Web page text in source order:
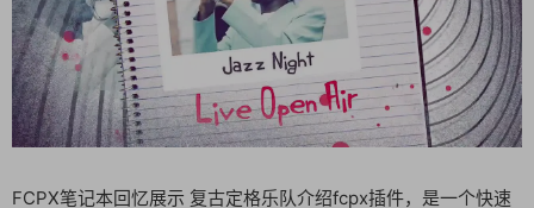
FCPX笔记本回忆展示 复古定格乐队介绍fcpx插件，是一个快速